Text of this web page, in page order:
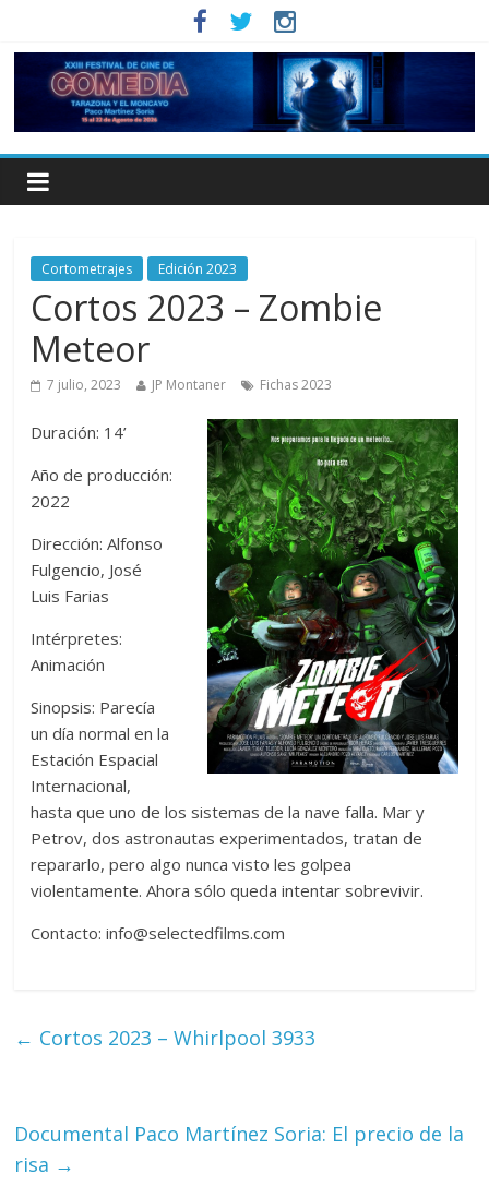
Cortometrajes Edición 2023
Cortos 2023 – Zombie
Meteor
7 julio, 2023 JP Montaner Fichas 2023
Duración: 14’
Año de producción:
2022
Dirección: Alfonso
Fulgencio, José
Luis Farias
Intérpretes:
Animación
Sinopsis: Parecía
un día normal en la
Estación Espacial
Internacional,
hasta que uno de los sistemas de la nave falla. Mar y
Petrov, dos astronautas experimentados, tratan de
repararlo, pero algo nunca visto les golpea
violentamente. Ahora sólo queda intentar sobrevivir.
Contacto:info@selectedfilms.com
← Cortos 2023 – Whirlpool 3933
Documental Paco Martínez Soria: El precio de la
risa →